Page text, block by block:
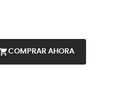
COMPRAR AHORA